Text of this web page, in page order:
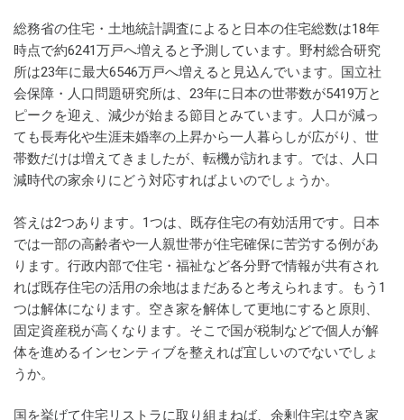
総務省の住宅・土地統計調査によると日本の住宅総数は18年
時点で約6241万戸へ増えると予測しています。野村総合研究
所は23年に最大6546万戸へ増えると見込んでいます。国立社
会保障・人口問題研究所は、23年に日本の世帯数が5419万と
ピークを迎え、減少が始まる節目とみています。人口が減っ
ても長寿化や生涯未婚率の上昇から一人暮らしが広がり、世
帯数だけは増えてきましたが、転機が訪れます。では、人口
減時代の家余りにどう対応すればよいのでしょうか。
答えは2つあります。1つは、既存住宅の有効活用です。日本
では一部の高齢者や一人親世帯が住宅確保に苦労する例があ
ります。行政内部で住宅・福祉など各分野で情報が共有され
れば既存住宅の活用の余地はまだあると考えられます。もう1
つは解体になります。空き家を解体して更地にすると原則、
固定資産税が高くなります。そこで国が税制などで個人が解
体を進めるインセンティブを整えれば宜しいのでないでしょ
うか。
国を挙げて住宅リストラに取り組まねば、余剰住宅は空き家